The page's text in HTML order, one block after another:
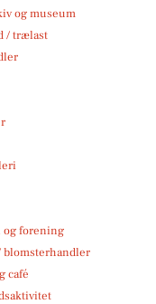
og museum
/ trælast
og forening
blomsterhandler
café